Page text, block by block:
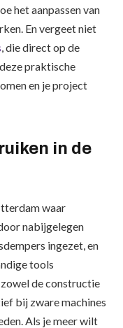
het aanpassen van
En vergeet niet
, die direct op de
praktische
en je project
in de
waar
nabijgelegen
ingezet, en
tools
de constructie
bij zware machines
Als je meer wilt